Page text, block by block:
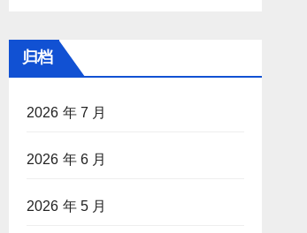
归档
2026 年 7 月
2026 年 6 月
2026 年 5 月